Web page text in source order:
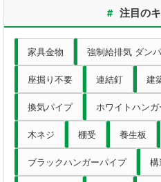
通気部材
外装部材
アルミ型材
外構部材
# 注目の
家具金物 強制給排気 ダン
座掘り不要 連結釘 建
換気パイプ ホワイトハン
木ネジ 棚受 養生板
ブラックハンガーパイプ 構